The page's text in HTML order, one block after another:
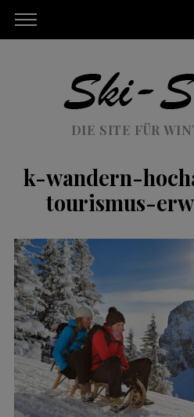
DIE SITE FÜR
k-wandern-
tourismus-